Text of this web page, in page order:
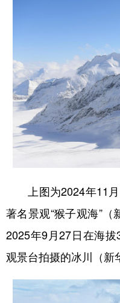
上图为2024年11月
著名景观“猴子观海”
2025年9月27日在海
观景台拍摄的冰川（新